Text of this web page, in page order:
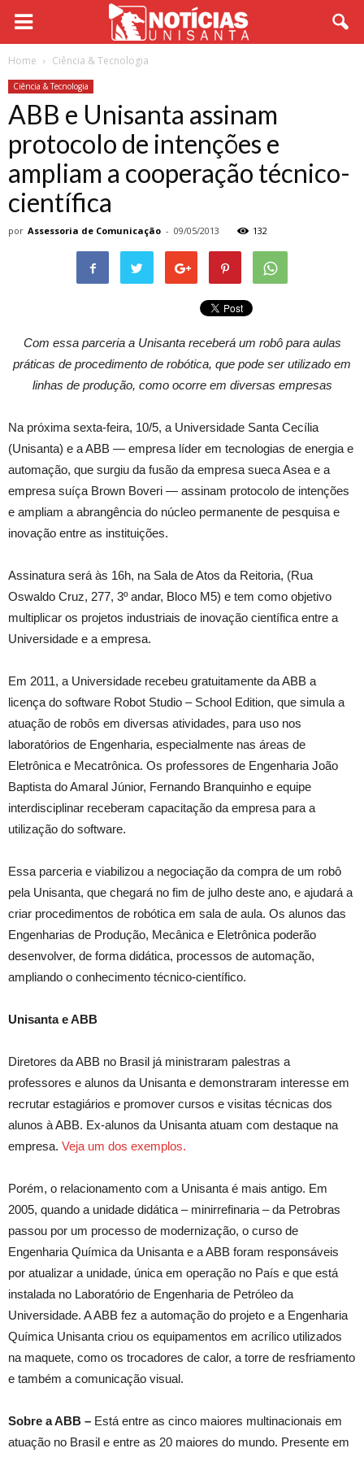
Home Ciência & Tecnologia
Ciência & Tecnologia
ABB e Unisanta assinam
protocolo de intenções e
ampliam a cooperação técnico-
científica
por Assessoria de Comunicação - 09/05/2013 132
Com essa parceria a Unisanta receberá um robô para aulas
práticas de procedimento de robótica, que pode ser utilizado em
linhas de produção, como ocorre em diversas empresas
Na próxima sexta-feira, 10/5, a Universidade Santa Cecília
(Unisanta) e a ABB — empresa líder em tecnologias de energia e
automação, que surgiu da fusão da empresa sueca Asea e a
empresa suíça Brown Boveri — assinam protocolo de intenções
e ampliam a abrangência do núcleo permanente de pesquisa e
inovação entre as instituições.
Assinatura será às 16h, na Sala de Atos da Reitoria, (Rua
Oswaldo Cruz, 277, 3º andar, Bloco M5) e tem como objetivo
multiplicar os projetos industriais de inovação científica entre a
Universidade e a empresa.
Em 2011, a Universidade recebeu gratuitamente da ABB a
licença do software Robot Studio – School Edition, que simula a
atuação de robôs em diversas atividades, para uso nos
laboratórios de Engenharia, especialmente nas áreas de
Eletrônica e Mecatrônica. Os professores de Engenharia João
Baptista do Amaral Júnior, Fernando Branquinho e equipe
interdisciplinar receberam capacitação da empresa para a
utilização do software.
Essa parceria e viabilizou a negociação da compra de um robô
pela Unisanta, que chegará no fim de julho deste ano, e ajudará a
criar procedimentos de robótica em sala de aula. Os alunos das
Engenharias de Produção, Mecânica e Eletrônica poderão
desenvolver, de forma didática, processos de automação,
ampliando o conhecimento técnico-científico.
Unisanta e ABB
Diretores da ABB no Brasil já ministraram palestras a
professores e alunos da Unisanta e demonstraram interesse em
recrutar estagiários e promover cursos e visitas técnicas dos
alunos à ABB. Ex-alunos da Unisanta atuam com destaque na
empresa. Veja um dos exemplos.
Porém, o relacionamento com a Unisanta é mais antigo. Em
2005, quando a unidade didática – minirrefinaria – da Petrobras
passou por um processo de modernização, o curso de
Engenharia Química da Unisanta e a ABB foram responsáveis
por atualizar a unidade, única em operação no País e que está
instalada no Laboratório de Engenharia de Petróleo da
Universidade. A ABB fez a automação do projeto e a Engenharia
Química Unisanta criou os equipamentos em acrílico utilizados
na maquete, como os trocadores de calor, a torre de resfriamento
e também a comunicação visual.
Sobre a ABB – Está entre as cinco maiores multinacionais em
atuação no Brasil e entre as 20 maiores do mundo. Presente em